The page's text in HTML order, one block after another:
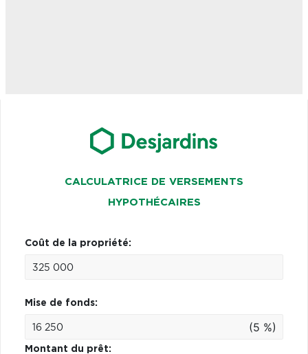
CALCULATRICE DE VERSEMENTS
HYPOTHÉCAIRES
Coût de la propriété:
Mise de fonds:
(5 %)
Montant du prêt: